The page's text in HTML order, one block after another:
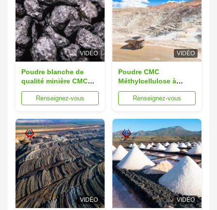
VIDÉO
Poudre blanche de
qualité minière CMC
Produits chimiques
industriels CMC à
Renseignez-vous
VIDÉO
Poudre CMC
Méthylcellulose à
haute viscosité pour le
procédé d'extraction
Renseignez-vous
VIDÉO VIDÉO